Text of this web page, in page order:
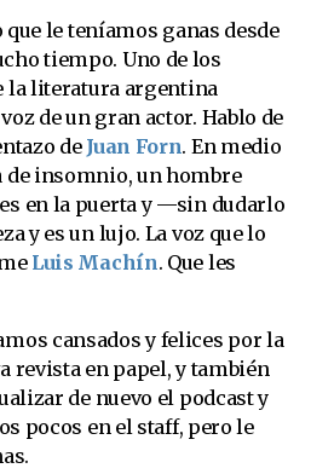
le teníamos ganas desde
tiempo. Uno de los
la literatura argentina
de un gran actor. Hablo de
de Juan Forn. En medio
de insomnio, un hombre
en la puerta y —sin dudarlo
y es un lujo. La voz que lo
Luis Machín. Que les
cansados y felices por la
revista en papel, y también
de nuevo el podcast y
pocos en el staff, pero le